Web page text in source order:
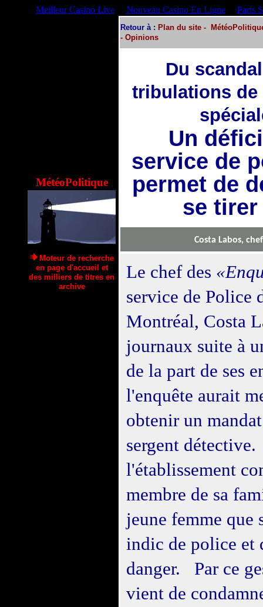
Meilleur Casino Live Nouveau Casino En Ligne Paris
MétéoPolitique
Moteur de recherche
en page d'accueil et
des milliers de titres en
archive
Retour à : Plan du site -
- Opinions
Du
tribulations de
Un
service de
permet de
se tirer
Costa Labos,
Le chef des
service de Police
Montréal, Costa
journaux suite à
de la part de ses
l'enquête aurait
obtenir un
sergent
l'établissement
membre de sa
jeune femme que
indic de police et
danger. Par ce
vient de